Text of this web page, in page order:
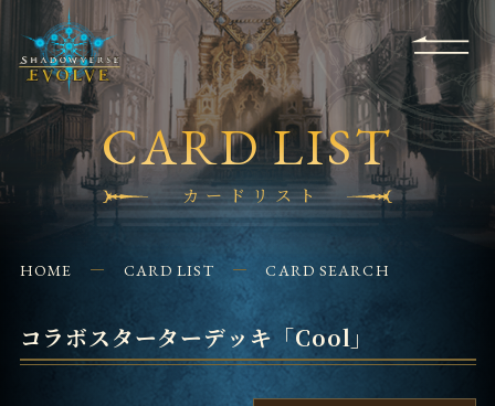
Q&A
EVENT SHOPS
FOR
BEGINNERS
APPLICATION
CONTACT
CARD LIST
カードリスト
HOME CARD LIST CARD SEARCH
コラボスターターデッキ「Cool」